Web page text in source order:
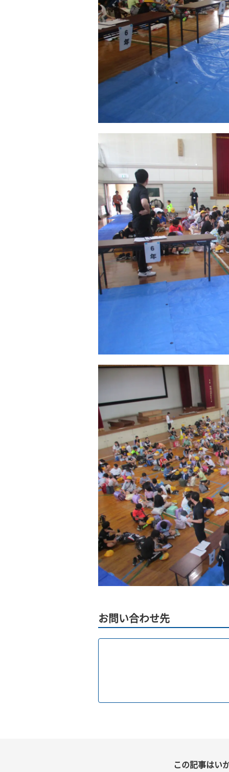
お問い合わせ先
この記事はい